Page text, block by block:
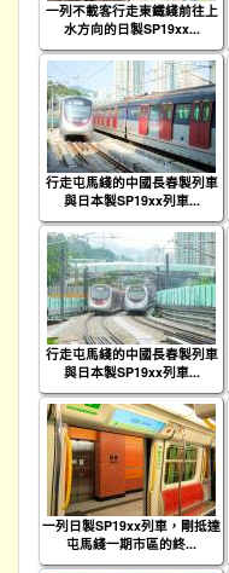
一列不載客行走東鐵綫前往上
水方向的日製SP19xx...
行走屯馬綫的中國長春製列車
與日本製SP19xx列車...
行走屯馬綫的中國長春製列車
與日本製SP19xx列車...
一列日製SP19xx列車，剛抵達
屯馬綫一期市區的終...